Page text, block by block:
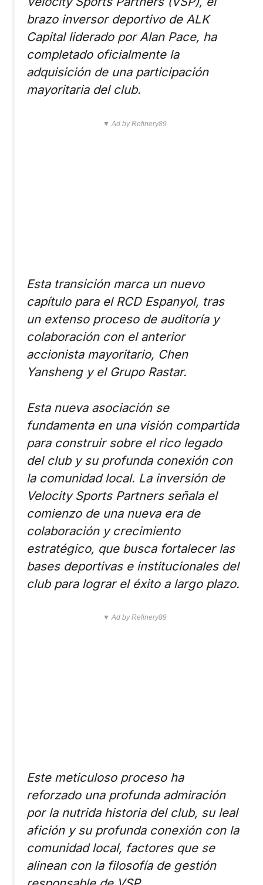
brazo inversor deportivo de ALK
Capital liderado por Alan Pace, ha
completado oficialmente la
adquisición de una participación
mayoritaria del club.
▼ Ad by Refinery89
Esta transición marca un nuevo
capítulo para el RCD Espanyol, tras
un extenso proceso de auditoría y
colaboración con el anterior
accionista mayoritario, Chen
Yansheng y el Grupo Rastar.
Esta nueva asociación se
fundamenta en una visión compartida
para construir sobre el rico legado
del club y su profunda conexión con
la comunidad local. La inversión de
Velocity Sports Partners señala el
comienzo de una nueva era de
colaboración y crecimiento
estratégico, que busca fortalecer las
bases deportivas e institucionales del
club para lograr el éxito a largo plazo.
▼ Ad by Refinery89
Este meticuloso proceso ha
reforzado una profunda admiración
por la nutrida historia del club, su leal
afición y su profunda conexión con la
comunidad local, factores que se
alinean con la filosofía de gestión